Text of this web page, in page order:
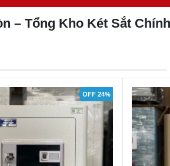
– Tổng Kho Két Sắt
OFF 24%